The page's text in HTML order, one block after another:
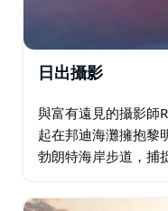
日出攝影
與富有遠見的攝影師
起在邦迪海灘擁抱黎
勃朗特海岸步道，捕
20多張紀念照片來珍